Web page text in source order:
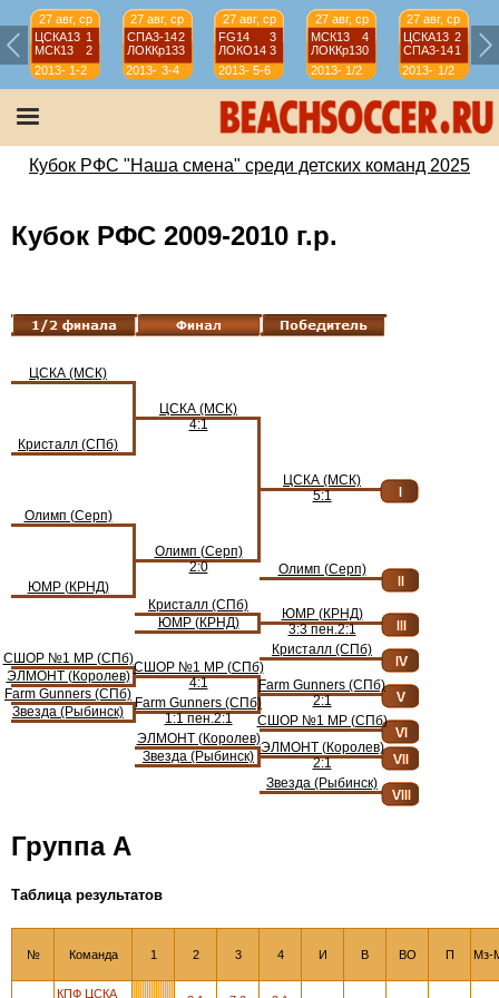
27 авг, ср
ЦСКА13 1
МСК13
2
2013-
2014
1-2
27 авг, ср
СПА3-142
ЛОККр133
2013-
2014
3-4
27 авг, ср
FG14
3
ЛОКО14 3
2013-
2014
5-6
27 авг, ср
МСК13
4
ЛОККр130
2013-
2014
1/2
27 авг, ср
ЦСКА13 2
СПА3-141
2013-
2014
1/2
Кубок РФС "Наша смена" среди детских команд 2025
Кубок РФС 2009-2010 г.р.
ЦСКА (МСК)
Кристалл (СПб)
Олимп (Серп)
ЮМР (КРНД)
ЦСКА (МСК)
4:1
Олимп (Серп)
2:0
Кристалл (СПб)
ЮМР (КРНД)
ЦСКА (МСК)
5:1
Олимп (Серп)
ЮМР (КРНД)
3:3 пен.2:1
Кристалл (СПб)
СШОР №1 МР (СПб)
ЭЛМОНТ (Королев)
Farm Gunners (СПб)
Звезда (Рыбинск)
СШОР №1 МР (СПб)
4:1
Farm Gunners (СПб)
1:1 пен.2:1
ЭЛМОНТ (Королев)
Звезда (Рыбинск)
Farm Gunners (СПб)
2:1
СШОР №1 МР (СПб)
ЭЛМОНТ (Королев)
2:1
Звезда (Рыбинск)
Группа А
Таблица результатов
№ Команда 1 2 3 4 И В ВО П Мз-
КПФ ЦСКА